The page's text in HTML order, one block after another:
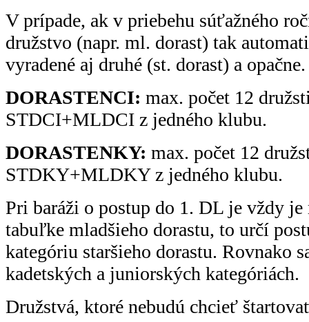
V prípade, ak v priebehu súťažného
družstvo (napr. ml. dorast) tak
vyradené aj druhé (st. dorast) a opačne.
DORASTENCI: max. počet 12
STDCI+MLDCI z jedného klubu.
DORASTENKY: max. počet 12
STDKY+MLDKY z jedného klubu.
Pri baráži o postup do 1. DL je vždy
tabuľke mladšieho dorastu, to určí
kategóriu staršieho dorastu. Rovnako
kadetských a juniorských kategóriách.
Družstvá, ktoré nebudú chcieť